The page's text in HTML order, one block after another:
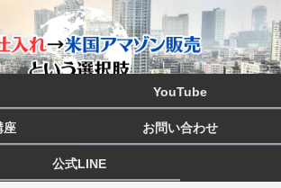
YouTube
座 お問い合わせ
公式LINE